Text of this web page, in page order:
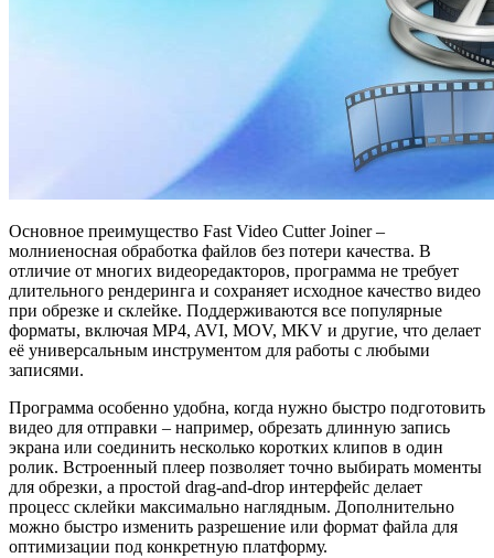
Основное преимущество Fast Video Cutter Joiner –
молниеносная обработка файлов без потери качества. В
отличие от многих видеоредакторов, программа не требует
длительного рендеринга и сохраняет исходное качество видео
при обрезке и склейке. Поддерживаются все популярные
форматы, включая MP4, AVI, MOV, MKV и другие, что делает
её универсальным инструментом для работы с любыми
записями.
Программа особенно удобна, когда нужно быстро подготовить
видео для отправки – например, обрезать длинную запись
экрана или соединить несколько коротких клипов в один
ролик. Встроенный плеер позволяет точно выбирать моменты
для обрезки, а простой drag-and-drop интерфейс делает
процесс склейки максимально наглядным. Дополнительно
можно быстро изменить разрешение или формат файла для
оптимизации под конкретную платформу.